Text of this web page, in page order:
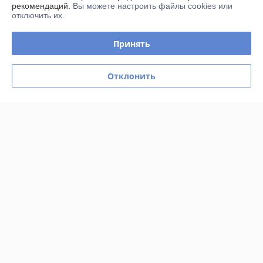
Контакты
рекомендаций. Вы можете настроить файлы cookies или
отключить их.
Принять
Отклонить